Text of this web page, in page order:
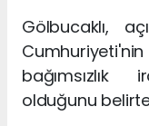
Gölbucaklı,
bağımsızlık
olduğunu